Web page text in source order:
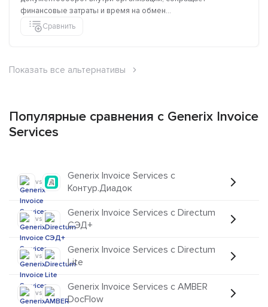
финансовые затраты и время на обмен...
Сравнить
Показать все альтернативы
Популярные сравнения с Generix Invoice
Services
vs
Generix Invoice Services с
Контур.Диадок
vs
Generix Invoice Services с Directum
СЭД+
vs
Generix Invoice Services с Directum
Lite
vs
Generix Invoice Services с AMBER
DocFlow